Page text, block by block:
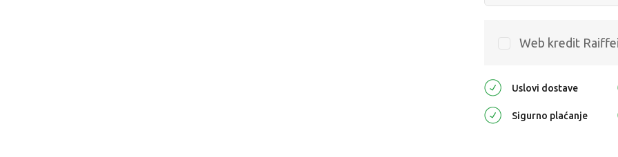
Web kredit
Uslovi dostave
Sigurno plaćanje